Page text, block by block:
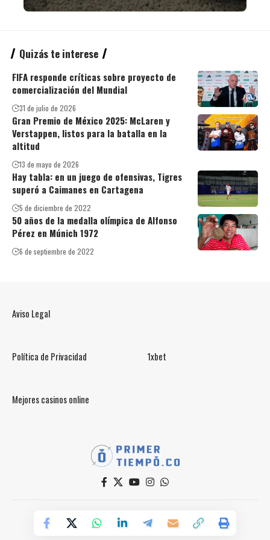
Quizás te interese
FIFA responde críticas sobre proyecto de
comercialización del Mundial
31 de julio de 2026
Gran Premio de México 2025: McLaren y
Verstappen, listos para la batalla en la
altitud
13 de mayo de 2026
Hay tabla: en un juego de ofensivas, Tigres
superó a Caimanes en Cartagena
5 de diciembre de 2022
50 años de la medalla olímpica de Alfonso
Pérez en Múnich 1972
6 de septiembre de 2022
Aviso Legal
Política de Privacidad 1xbet
Mejores casinos online
Powered by Primer Tiempo Deportes SAS